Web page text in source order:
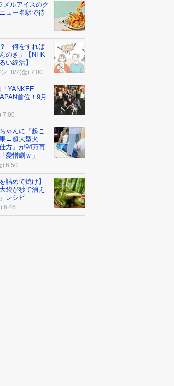
メルアイスのク
ュー名駅で待
何をすれば
のき」【NHK
終活】
8/7(金) 7:00
YANKEE
首位！9月
7:00
ゃんに『起こ
→超大型犬
方』が94万再
愛憎劇ｗ」
) 6:50
詰めて焼け】
袋が秒で消え
レシピ
6:46